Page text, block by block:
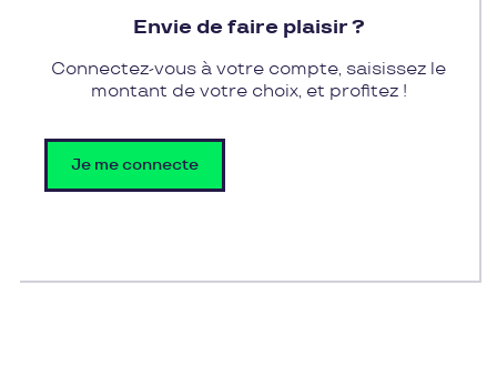
Envie de faire plaisir ?
Connectez-vous à votre compte, saisissez le
montant de votre choix, et profitez !
Je me connecte